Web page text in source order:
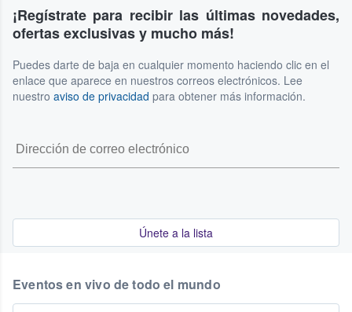
¡Regístrate para recibir las últimas novedades,
ofertas exclusivas y mucho más!
Puedes darte de baja en cualquier momento haciendo clic en el
enlace que aparece en nuestros correos electrónicos. Lee
nuestro aviso de privacidad para obtener más información.
Únete a la lista
Eventos en vivo de todo el mundo